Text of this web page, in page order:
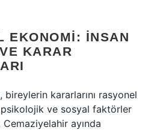
EKONOMI: İNSAN
KARAR
bireylerin kararlarını rasyonel
ve sosyal faktörler
ayında